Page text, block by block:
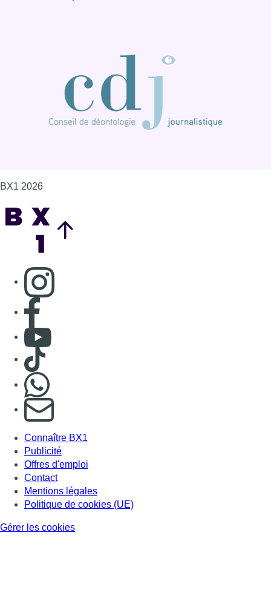
BX1 2026
Consulter page Instagram
Consulter page Facebook
Consulter Youtube
Consulter TikTok
S'abonner à notre newsletter
Connaître BX1
Publicité
Offres d'emploi
Contact
Mentions légales
Politique de cookies (UE)
Gérer les cookies